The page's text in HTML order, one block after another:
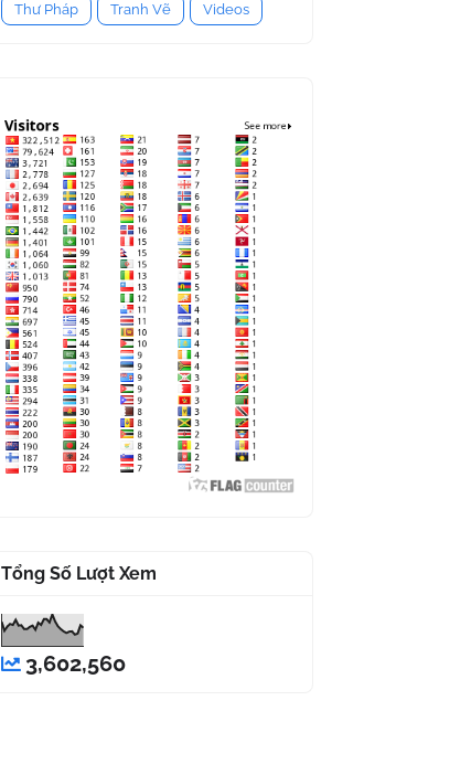
Thư Pháp Tranh Vẽ Videos
Tổng Số Lượt Xem
3,602,560